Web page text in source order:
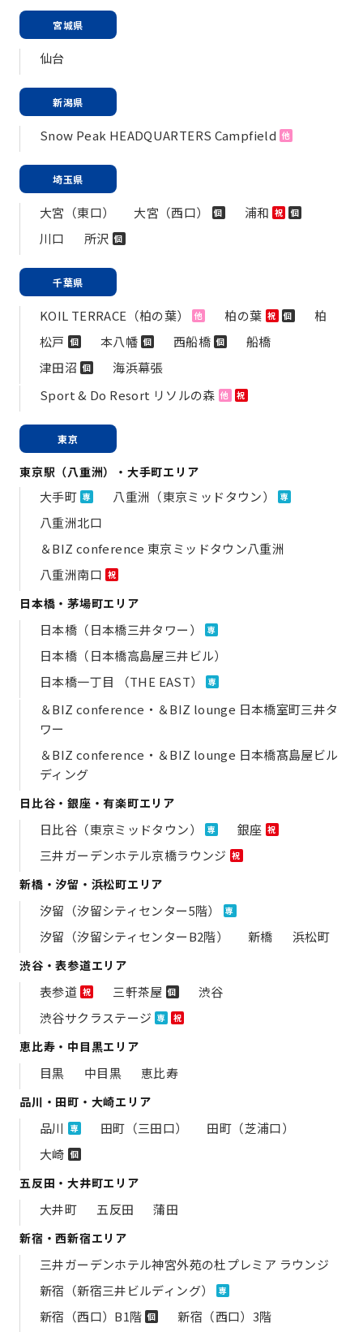
宮城県
仙台
新潟県
Snow Peak HEADQUARTERS Campfield 他
埼玉県
大宮（東口） 大宮（西口） 個 浦和 祝 個
川口 所沢 個
千葉県
KOIL TERRACE（柏の葉） 他 柏の葉 祝 個
柏
松戸 個 本八幡 個 西船橋 個
船橋
津田沼 個
海浜幕張
Sport & Do Resort リソルの森 他 祝
東京
東京駅（八重洲）・大手町エリア
大手町 専 八重洲（東京ミッドタウン） 専
八重洲北口
＆BIZ conference 東京ミッドタウン八重洲
八重洲南口 祝
日本橋・茅場町エリア
日本橋（日本橋三井タワー） 専
日本橋（日本橋高島屋三井ビル）
日本橋一丁目 （THE EAST）
専
＆BIZ conference・＆BIZ lounge 日本橋室町三井タ
ワー
＆BIZ conference・＆BIZ lounge 日本橋髙島屋ビル
ディング
日比谷・銀座・有楽町エリア
日比谷（東京ミッドタウン） 専 銀座 祝
三井ガーデンホテル京橋ラウンジ 祝
新橋・汐留・浜松町エリア
汐留（汐留シティセンター5階） 専
汐留（汐留シティセンターB2階） 新橋 浜松町
渋谷・表参道エリア
表参道 祝 三軒茶屋 個
渋谷
渋谷サクラステージ 専 祝
恵比寿・中目黒エリア
目黒 中目黒 恵比寿
品川・田町・大崎エリア
品川 専 田町（三田口）
田町（芝浦口）
大崎 個
五反田・大井町エリア
大井町 五反田 蒲田
新宿・西新宿エリア
三井ガーデンホテル神宮外苑の​杜プレミア ラウンジ
新宿（新宿三井ビルディング）
専
新宿（西口）B1階 個
新宿（西口）3階